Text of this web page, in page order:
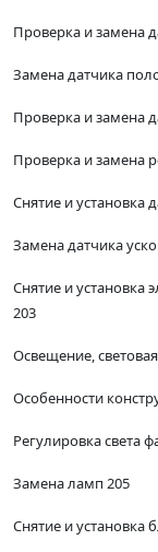
Проверка и замена
Замена датчика
Проверка и замена
Проверка и замена
Снятие и установка
Замена датчика
Снятие и установка
203
Освещение,
Особенности
Регулировка света
Замена ламп 205
Снятие и установка